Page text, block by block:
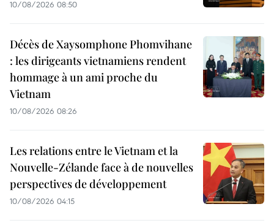
10/08/2026 08:50
Décès de Xaysomphone Phomvihane
: les dirigeants vietnamiens rendent
hommage à un ami proche du
Vietnam
10/08/2026 08:26
Les relations entre le Vietnam et la
Nouvelle-Zélande face à de nouvelles
perspectives de développement
10/08/2026 04:15